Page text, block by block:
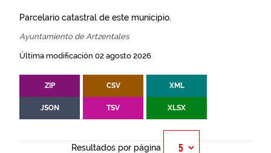
Parcelario catastral de este municipio.
Ayuntamiento de Artzentales
Última modificación 02 agosto 2026
ZIP CSV XML
JSON TSV XLSX
Resultados por página